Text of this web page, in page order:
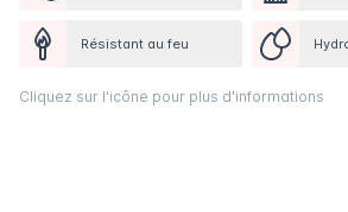
Résistant au feu
Cliquez sur l'icône pour plus d'informations